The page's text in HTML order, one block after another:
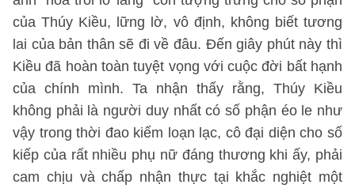
của Thúy Kiều, lững lờ, vô định, không biết tương
lai của bản thân sẽ đi về đâu. Đến giây phút này thì
Kiều đã hoàn toàn tuyệt vọng với cuộc đời bất hạnh
của chính mình. Ta nhận thấy rằng, Thúy Kiều
không phải là người duy nhất có số phận éo le như
vậy trong thời đao kiếm loạn lạc, cô đại diện cho số
kiếp của rất nhiều phụ nữ đáng thương khi ấy, phải
cam chịu và chấp nhận thực tại khắc nghiệt một